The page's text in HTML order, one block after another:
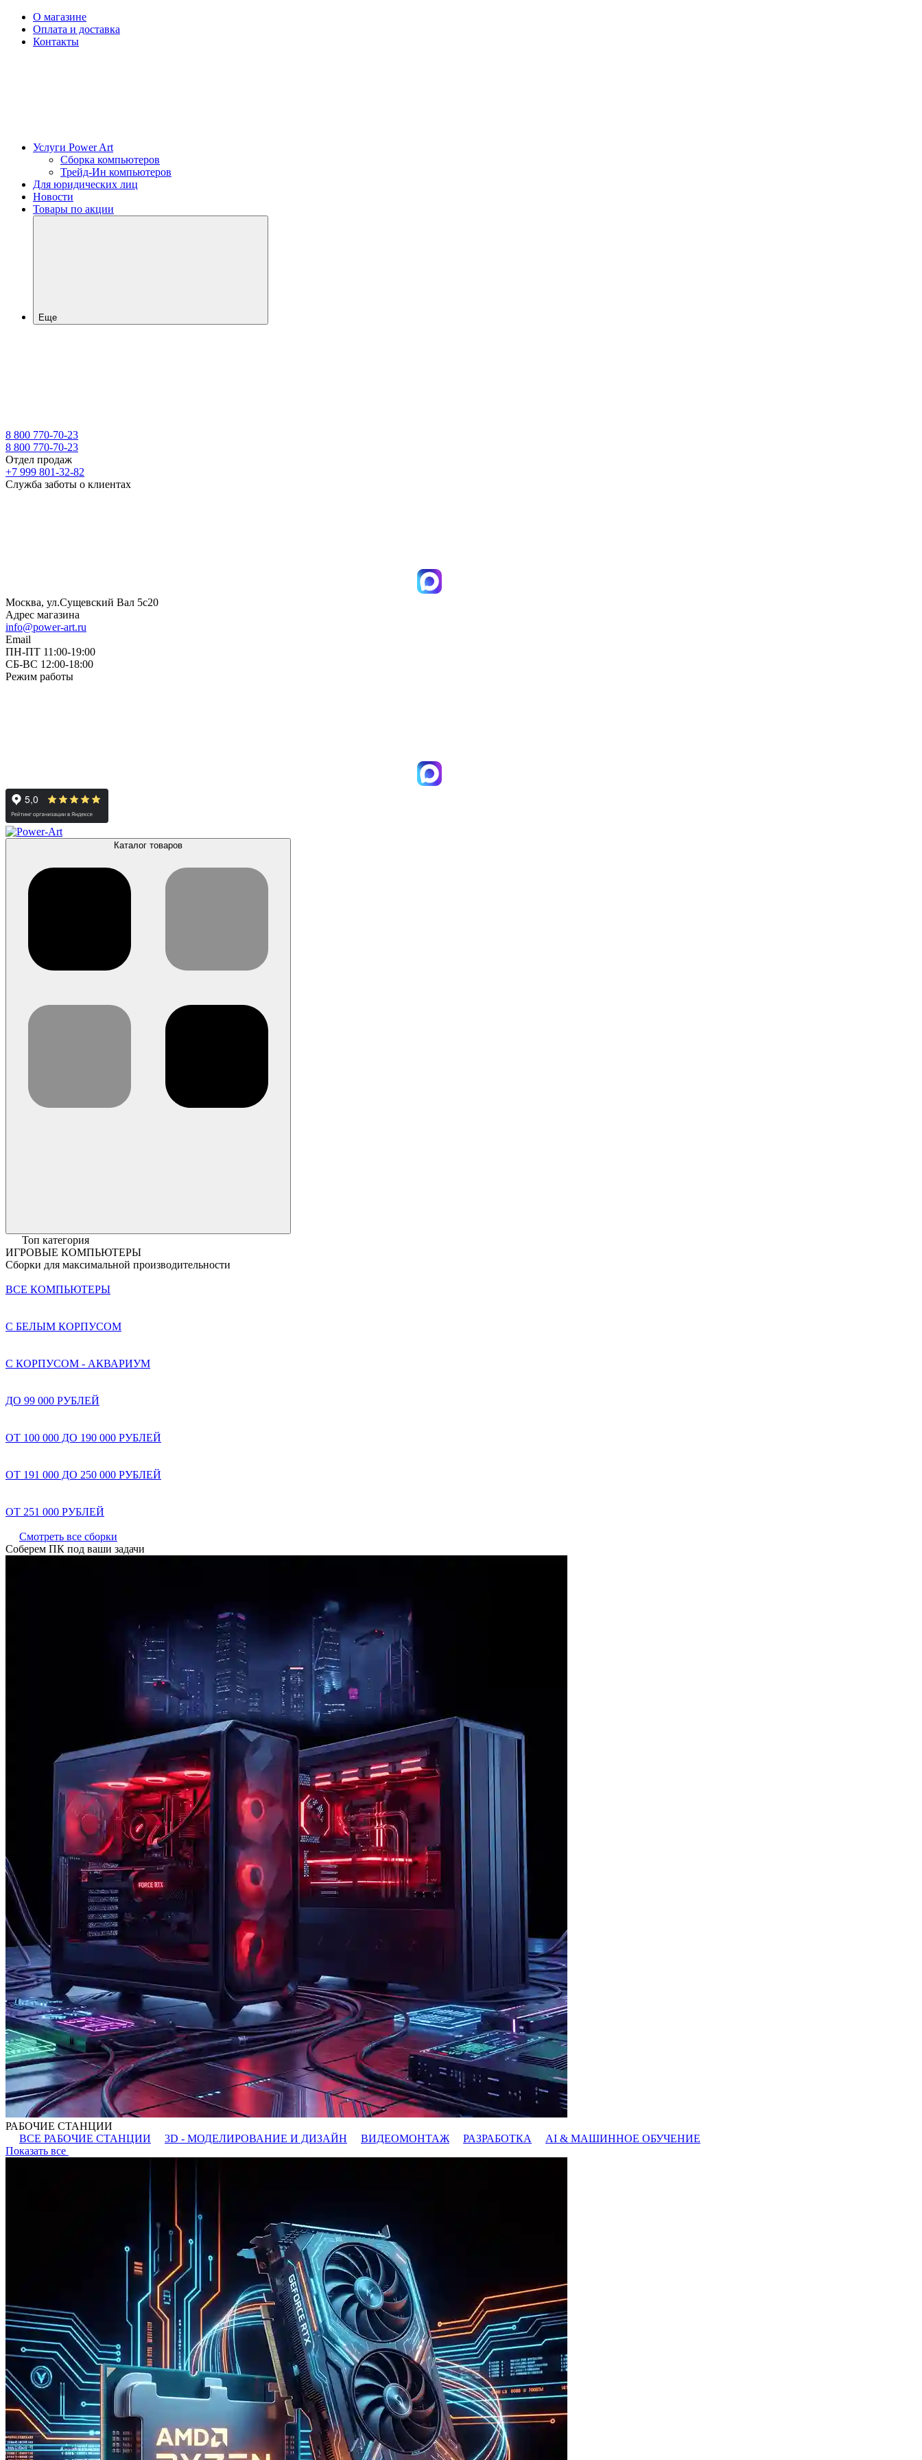
О магазине
Оплата и доставка
Контакты
Услуги Power Art
Сборка компьютеров
Трейд-Ин компьютеров
Для юридических лиц
Новости
Товары по акции
Еще
8 800 770-70-23
8 800 770-70-23
Отдел продаж
+7 999 801-32-82
Служба заботы о клиентах
Москва, ул.Сущевский Вал 5с20
Адрес магазина
info@power-art.ru
Email
ПН-ПТ 11:00-19:00
СБ-ВС 12:00-18:00
Режим работы
Каталог товаров
Топ категория
ИГРОВЫЕ КОМПЬЮТЕРЫ
Сборки для максимальной производительности
ВСЕ КОМПЬЮТЕРЫ
С БЕЛЫМ КОРПУСОМ
С КОРПУСОМ - АКВАРИУМ
ДО 99 000 РУБЛЕЙ
ОТ 100 000 ДО 190 000 РУБЛЕЙ
ОТ 191 000 ДО 250 000 РУБЛЕЙ
ОТ 251 000 РУБЛЕЙ
Смотреть все сборки
Соберем ПК под ваши задачи
РАБОЧИЕ СТАНЦИИ
ВСЕ РАБОЧИЕ СТАНЦИИ
3D - МОДЕЛИРОВАНИЕ И ДИЗАЙН ВИДЕОМОНТАЖ РАЗРАБОТКА
AI & МАШИННОЕ ОБУЧЕНИЕ
Показать все